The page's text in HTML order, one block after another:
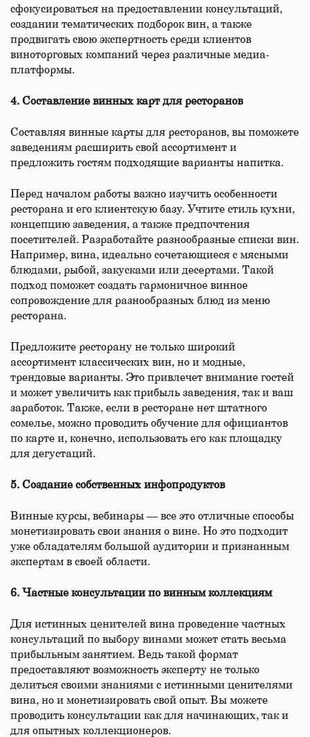
сфокусироваться на предоставлении консультаций,
создании тематических подборок вин, а также
продвигать свою экспертность среди клиентов
виноторговых компаний через различные медиа-
платформы.
4. Составление винных карт для ресторанов
Составляя винные карты для ресторанов, вы поможете
заведениям расширить свой ассортимент и
предложить гостям подходящие варианты напитка.
Перед началом работы важно изучить особенности
ресторана и его клиентскую базу. Учтите стиль кухни,
концепцию заведения, а также предпочтения
посетителей. Разработайте разнообразные списки вин.
Например, вина, идеально сочетающиеся с мясными
блюдами, рыбой, закусками или десертами. Такой
подход поможет создать гармоничное винное
сопровождение для разнообразных блюд из меню
ресторана.
Предложите ресторану не только широкий
ассортимент классических вин, но и модные,
трендовые варианты. Это привлечет внимание гостей
и может увеличить как прибыль заведения, так и ваш
заработок. Также, если в ресторане нет штатного
сомелье, можно проводить обучение для официантов
по карте и, конечно, использовать его как площадку
для дегустаций.
5. Создание собственных инфопродуктов
Винные курсы, вебинары — все это отличные способы
монетизировать свои знания о вине. Но это подходит
уже обладателям большой аудитории и признанным
экспертам в своей области.
6. Частные консультации по винным коллекциям
Для истинных ценителей вина проведение частных
консультаций по выбору винами может стать весьма
прибыльным занятием. Ведь такой формат
предоставляют возможность эксперту не только
делиться своими знаниями с истинными ценителями
вина, но и монетизировать свой опыт. Вы можете
проводить консультации как для начинающих, так и
для опытных коллекционеров.